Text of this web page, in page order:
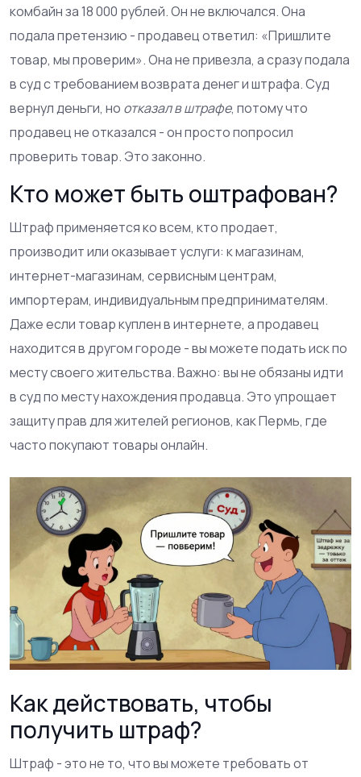
комбайн за 18 000 рублей. Он не включался. Она
подала претензию - продавец ответил: «Пришлите
товар, мы проверим». Она не привезла, а сразу подала
в суд с требованием возврата денег и штрафа. Суд
вернул деньги, но отказал в штрафе, потому что
продавец не отказался - он просто попросил
проверить товар. Это законно.
Кто может быть оштрафован?
Штраф применяется ко всем, кто продает,
производит или оказывает услуги: к магазинам,
интернет-магазинам, сервисным центрам,
импортерам, индивидуальным предпринимателям.
Даже если товар куплен в интернете, а продавец
находится в другом городе - вы можете подать иск по
месту своего жительства. Важно: вы не обязаны идти
в суд по месту нахождения продавца. Это упрощает
защиту прав для жителей регионов, как Пермь, где
часто покупают товары онлайн.
Как действовать, чтобы
получить штраф?
Штраф - это не то, что вы можете требовать от